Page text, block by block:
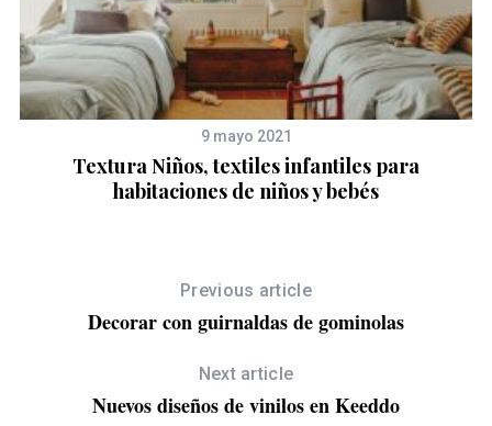
9 mayo 2021
Textura Niños, textiles infantiles para
habitaciones de niños y bebés
Previous article
Decorar con guirnaldas de gominolas
Next article
Nuevos diseños de vinilos en Keeddo